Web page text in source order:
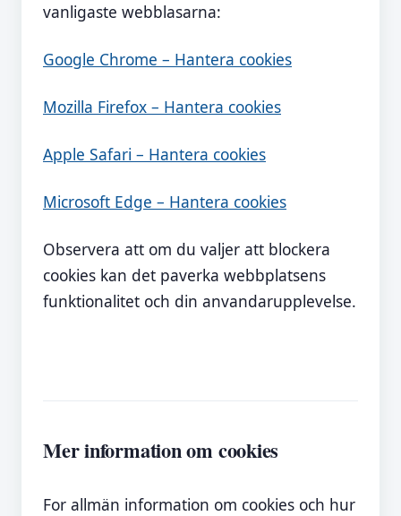
vanligaste webblasarna:
Google Chrome – Hantera cookies
Mozilla Firefox – Hantera cookies
Apple Safari – Hantera cookies
Microsoft Edge – Hantera cookies
Observera att om du valjer att blockera
cookies kan det paverka webbplatsens
funktionalitet och din anvandarupplevelse.
Mer information om cookies
For allmän information om cookies och hur